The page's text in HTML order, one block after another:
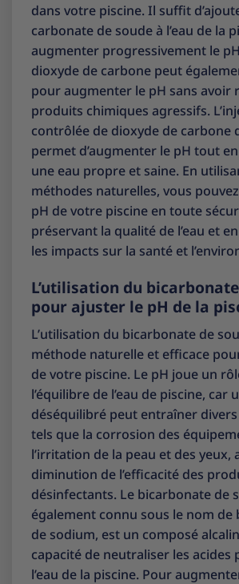
dans votre piscine. Il suffit
carbonate de soude à l’eau de la
augmenter progressivement le
dioxyde de carbone peut
pour augmenter le pH sans avoir
produits chimiques agressifs.
contrôlée de dioxyde de carbone
permet d’augmenter le pH tout
une eau propre et saine. En
méthodes naturelles, vous
pH de votre piscine en toute
préservant la qualité de l’eau et
les impacts sur la santé et
L’utilisation du
pour ajuster le pH de la
L’utilisation du bicarbonate de
méthode naturelle et efficace
de votre piscine. Le pH joue un
l’équilibre de l’eau de piscine, car
déséquilibré peut entraîner
tels que la corrosion des
l’irritation de la peau et des yeux,
diminution de l’efficacité des
désinfectants. Le bicarbonate de
également connu sous le nom de
de sodium, est un composé
capacité de neutraliser les acides
l’eau de la piscine. Pour